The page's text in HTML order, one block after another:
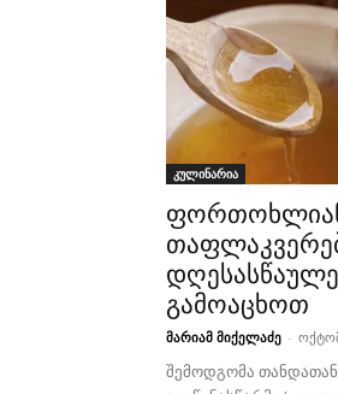
კულინარია
გამოაცხოთ
მარიამ მიქელაძე -
შემოდგომა